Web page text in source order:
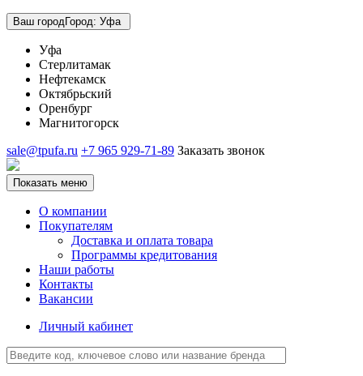
Ваш городГород: Уфа
Уфа
Стерлитамак
Нефтекамск
Октябрьский
Оренбург
Магнитогорск
sale@tpufa.ru +7 965 929-71-89 Заказать звонок
Показать меню
О компании
Покупателям
Доставка и оплата товара
Программы кредитования
Наши работы
Контакты
Вакансии
Личный кабинет